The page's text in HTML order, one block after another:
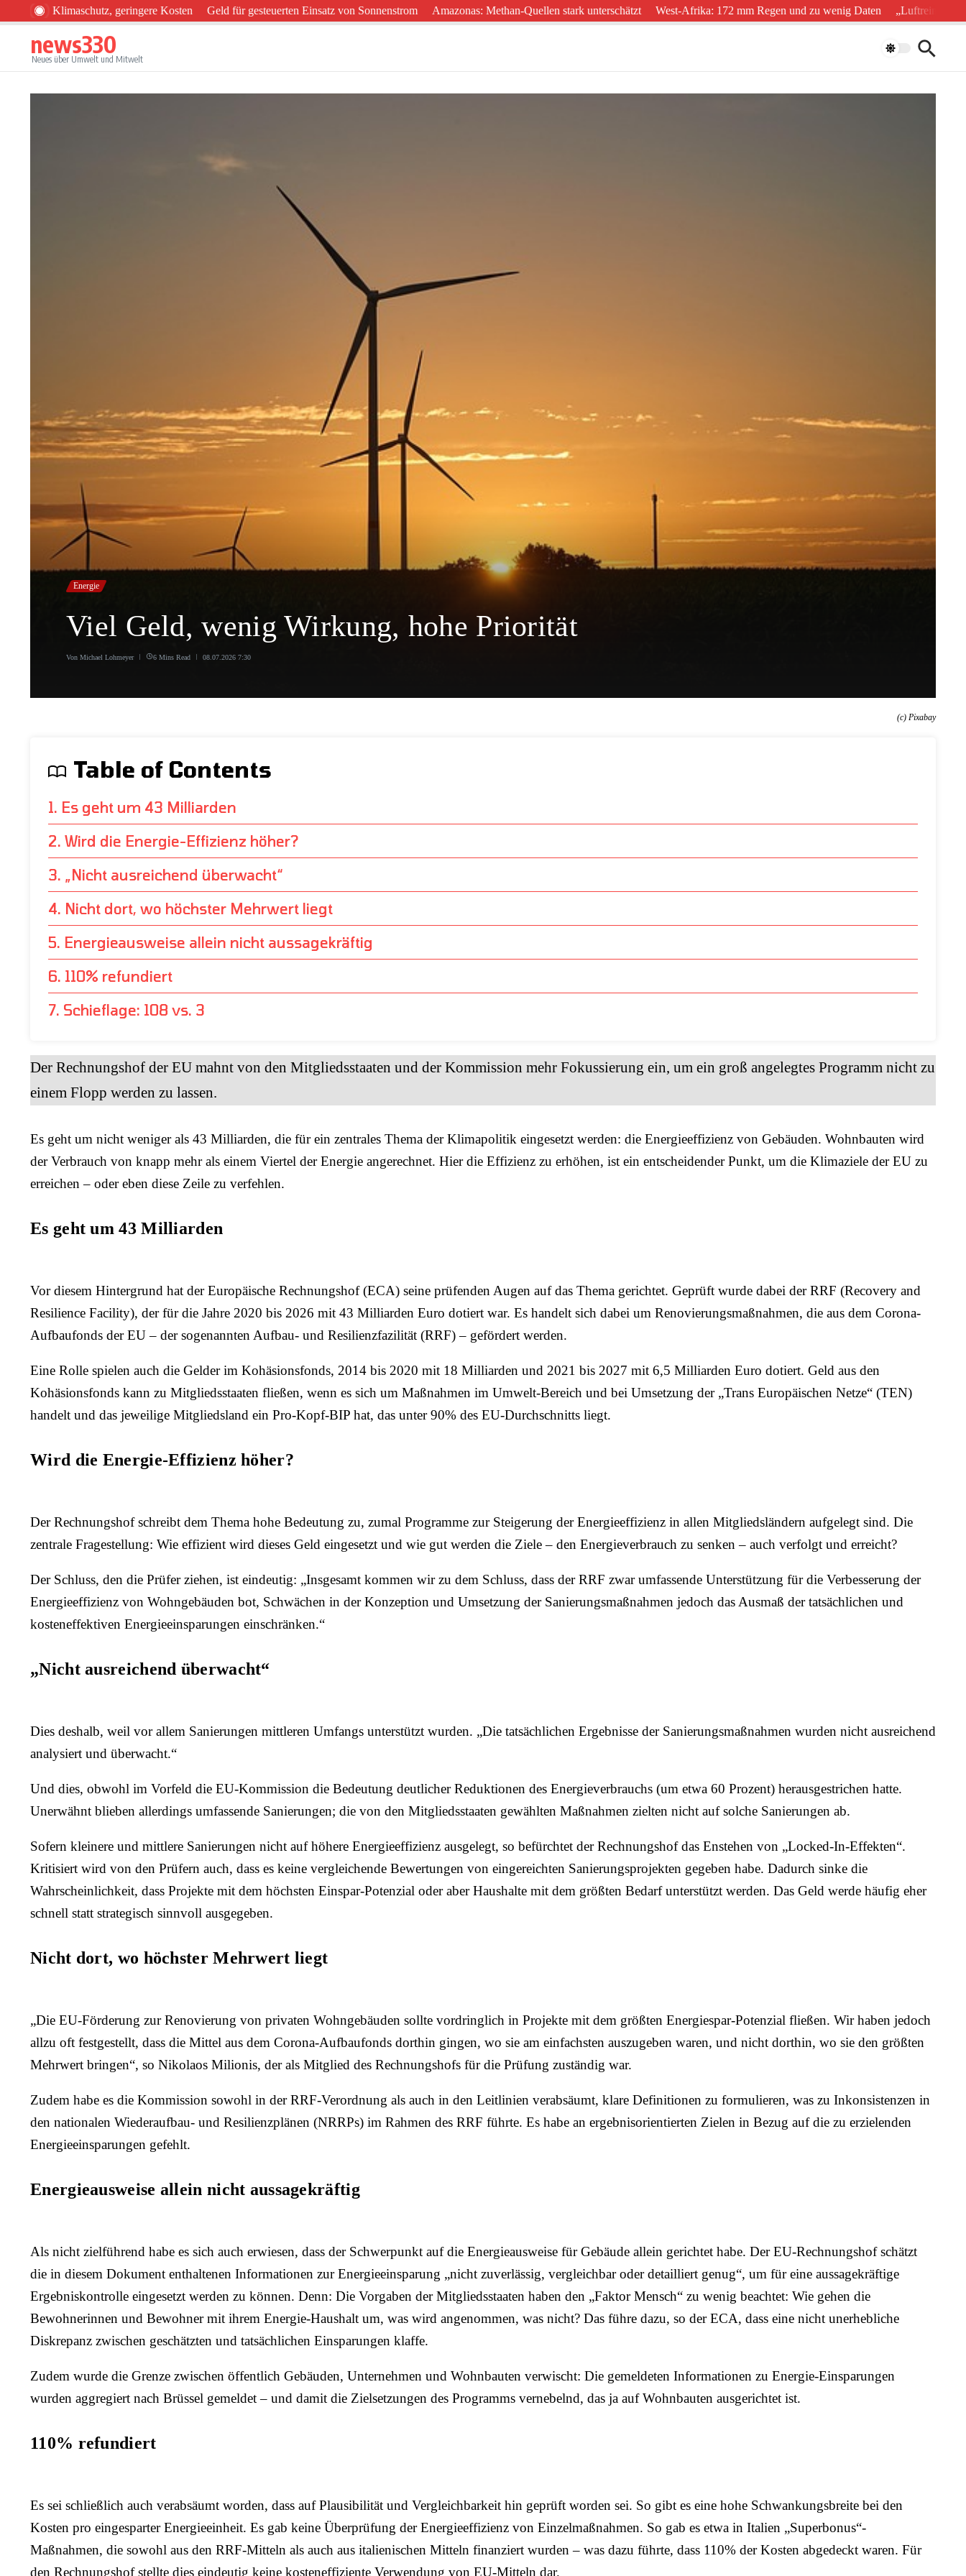
Zum Inhalt springen
Klimaschutz, geringere Kosten Geld für gesteuerten Einsatz von Sonnenstrom Amazonas: Methan-Quellen stark unterschätzt West-Afrika: 172 mm Regen und zu wenig Daten „Luftreinhaltung ist
news330
Neues über Umwelt und Mitwelt
Energie
Viel Geld, wenig Wirkung, hohe Priorität
Von Michael Lohmeyer 6 Mins Read 08.07.2026 7:30
(c) Pixabay
Table of Contents
1. Es geht um 43 Milliarden
2. Wird die Energie-Effizienz höher?
3. „Nicht ausreichend überwacht“
4. Nicht dort, wo höchster Mehrwert liegt
5. Energieausweise allein nicht aussagekräftig
6. 110% refundiert
7. Schieflage: 108 vs. 3
Der Rechnungshof der EU mahnt von den Mitgliedsstaaten und der Kommission mehr Fokussierung ein, um ein groß angelegtes Programm nicht zu
einem Flopp werden zu lassen.
Es geht um nicht weniger als 43 Milliarden, die für ein zentrales Thema der Klimapolitik eingesetzt werden: die Energieeffizienz von Gebäuden. Wohnbauten wird
der Verbrauch von knapp mehr als einem Viertel der Energie angerechnet. Hier die Effizienz zu erhöhen, ist ein entscheidender Punkt, um die Klimaziele der EU zu
erreichen – oder eben diese Zeile zu verfehlen.
Es geht um 43 Milliarden
Vor diesem Hintergrund hat der Europäische Rechnungshof (ECA) seine prüfenden Augen auf das Thema gerichtet. Geprüft wurde dabei der RRF (Recovery and
Resilience Facility), der für die Jahre 2020 bis 2026 mit 43 Milliarden Euro dotiert war. Es handelt sich dabei um Renovierungsmaßnahmen, die aus dem Corona-
Aufbaufonds der EU – der sogenannten Aufbau- und Resilienzfazilität (RRF) – gefördert werden.
Eine Rolle spielen auch die Gelder im Kohäsionsfonds, 2014 bis 2020 mit 18 Milliarden und 2021 bis 2027 mit 6,5 Milliarden Euro dotiert. Geld aus den
Kohäsionsfonds kann zu Mitgliedsstaaten fließen, wenn es sich um Maßnahmen im Umwelt-Bereich und bei Umsetzung der „Trans Europäischen Netze“ (TEN)
handelt und das jeweilige Mitgliedsland ein Pro-Kopf-BIP hat, das unter 90% des EU-Durchschnitts liegt.
Wird die Energie-Effizienz höher?
Der Rechnungshof schreibt dem Thema hohe Bedeutung zu, zumal Programme zur Steigerung der Energieeffizienz in allen Mitgliedsländern aufgelegt sind. Die
zentrale Fragestellung: Wie effizient wird dieses Geld eingesetzt und wie gut werden die Ziele – den Energieverbrauch zu senken – auch verfolgt und erreicht?
Der Schluss, den die Prüfer ziehen, ist eindeutig: „Insgesamt kommen wir zu dem Schluss, dass der RRF zwar umfassende Unterstützung für die Verbesserung der
Energieeffizienz von Wohngebäuden bot, Schwächen in der Konzeption und Umsetzung der Sanierungsmaßnahmen jedoch das Ausmaß der tatsächlichen und
kosteneffektiven Energieeinsparungen einschränken.“
„Nicht ausreichend überwacht“
Dies deshalb, weil vor allem Sanierungen mittleren Umfangs unterstützt wurden. „Die tatsächlichen Ergebnisse der Sanierungsmaßnahmen wurden nicht ausreichend
analysiert und überwacht.“
Und dies, obwohl im Vorfeld die EU-Kommission die Bedeutung deutlicher Reduktionen des Energieverbrauchs (um etwa 60 Prozent) herausgestrichen hatte.
Unerwähnt blieben allerdings umfassende Sanierungen; die von den Mitgliedsstaaten gewählten Maßnahmen zielten nicht auf solche Sanierungen ab.
Sofern kleinere und mittlere Sanierungen nicht auf höhere Energieeffizienz ausgelegt, so befürchtet der Rechnungshof das Enstehen von „Locked-In-Effekten“.
Kritisiert wird von den Prüfern auch, dass es keine vergleichende Bewertungen von eingereichten Sanierungsprojekten gegeben habe. Dadurch sinke die
Wahrscheinlichkeit, dass Projekte mit dem höchsten Einspar-Potenzial oder aber Haushalte mit dem größten Bedarf unterstützt werden. Das Geld werde häufig eher
schnell statt strategisch sinnvoll ausgegeben.
Nicht dort, wo höchster Mehrwert liegt
„Die EU-Förderung zur Renovierung von privaten Wohngebäuden sollte vordringlich in Projekte mit dem größten Energiespar-Potenzial fließen. Wir haben jedoch
allzu oft festgestellt, dass die Mittel aus dem Corona-Aufbaufonds dorthin gingen, wo sie am einfachsten auszugeben waren, und nicht dorthin, wo sie den größten
Mehrwert bringen“, so Nikolaos Milionis, der als Mitglied des Rechnungshofs für die Prüfung zuständig war.
Zudem habe es die Kommission sowohl in der RRF-Verordnung als auch in den Leitlinien verabsäumt, klare Definitionen zu formulieren, was zu Inkonsistenzen in
den nationalen Wiederaufbau- und Resilienzplänen (NRRPs) im Rahmen des RRF führte. Es habe an ergebnisorientierten Zielen in Bezug auf die zu erzielenden
Energieeinsparungen gefehlt.
Energieausweise allein nicht aussagekräftig
Als nicht zielführend habe es sich auch erwiesen, dass der Schwerpunkt auf die Energieausweise für Gebäude allein gerichtet habe. Der EU-Rechnungshof schätzt
die in diesem Dokument enthaltenen Informationen zur Energieeinsparung „nicht zuverlässig, vergleichbar oder detailliert genug“, um für eine aussagekräftige
Ergebniskontrolle eingesetzt werden zu können. Denn: Die Vorgaben der Mitgliedsstaaten haben den „Faktor Mensch“ zu wenig beachtet: Wie gehen die
Bewohnerinnen und Bewohner mit ihrem Energie-Haushalt um, was wird angenommen, was nicht? Das führe dazu, so der ECA, dass eine nicht unerhebliche
Diskrepanz zwischen geschätzten und tatsächlichen Einsparungen klaffe.
Zudem wurde die Grenze zwischen öffentlich Gebäuden, Unternehmen und Wohnbauten verwischt: Die gemeldeten Informationen zu Energie-Einsparungen
wurden aggregiert nach Brüssel gemeldet – und damit die Zielsetzungen des Programms vernebelnd, das ja auf Wohnbauten ausgerichtet ist.
110% refundiert
Es sei schließlich auch verabsäumt worden, dass auf Plausibilität und Vergleichbarkeit hin geprüft worden sei. So gibt es eine hohe Schwankungsbreite bei den
Kosten pro eingesparter Energieeinheit. Es gab keine Überprüfung der Energieeffizienz von Einzelmaßnahmen. So gab es etwa in Italien „Superbonus“-
Maßnahmen, die sowohl aus den RRF-Mitteln als auch aus italienischen Mitteln finanziert wurden – was dazu führte, dass 110% der Kosten abgedeckt waren. Für
den Rechnungshof stellte dies eindeutig keine kosteneffiziente Verwendung von EU-Mitteln dar.